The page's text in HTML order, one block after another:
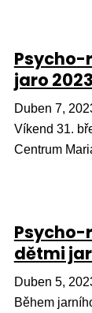
Psycho-
jaro 2023
Duben 7,
Víkend 31.
Centrum
Psycho-
dětmi
Duben 5,
Během